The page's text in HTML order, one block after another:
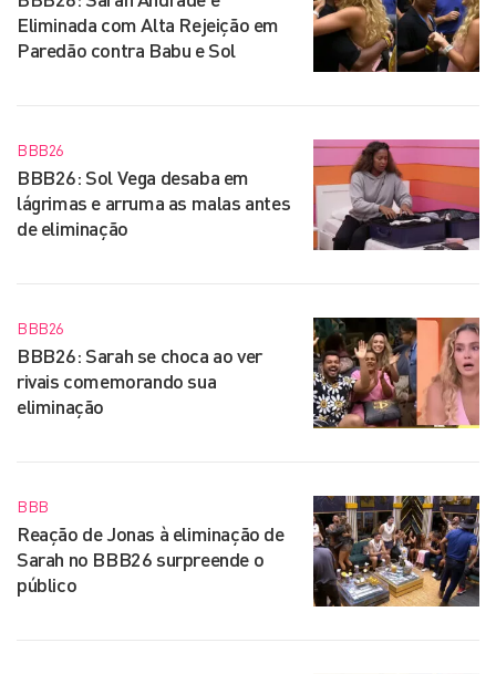
Eliminada com Alta Rejeição em
Paredão contra Babu e Sol
BBB26
BBB26: Sol Vega desaba em
lágrimas e arruma as malas antes
de eliminação
BBB26
BBB26: Sarah se choca ao ver
rivais comemorando sua
eliminação
BBB
Reação de Jonas à eliminação de
Sarah no BBB26 surpreende o
público